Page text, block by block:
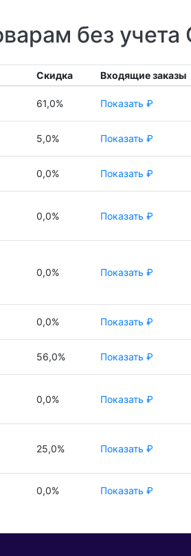
без
Скидка Входящие заказы
61,0% Показать ₽
5,0% Показать ₽
0,0% Показать ₽
0,0% Показать ₽
0,0% Показать ₽
0,0% Показать ₽
56,0% Показать ₽
0,0% Показать ₽
25,0% Показать ₽
0,0% Показать ₽